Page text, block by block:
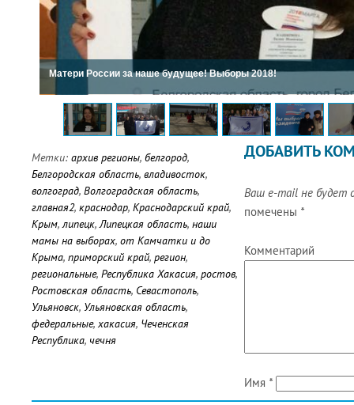
Матери России за наше будущее! Выборы 2018!
Метки: архив регионы, белгород,
Белгородская область, владивосток,
волгоград, Волгоградская область,
главная2, краснодар, Краснодарский край,
Крым,липецк,Липецкая область, наши
мамы на выборах, от Камчатки и до
Крыма, приморский край, регион,
региональные, Республика Хакасия, ростов,
Ростовская область, Севастополь,
Ульяновск, Ульяновская область,
федеральные, хакасия, Чеченская
Республика, чечня
ДОБАВИТЬ
Ваш e-mail не будет
помечены *
Комментарий
Имя *